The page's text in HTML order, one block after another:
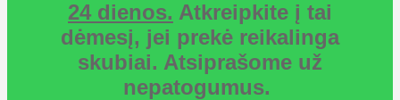
24 dienos. Atkreipkite į tai
dėmesį, jei prekė reikalinga
skubiai. Atsiprašome už
nepatogumus.